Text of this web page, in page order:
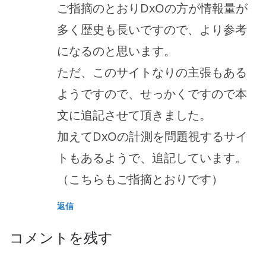
ご指摘のとおりDxOの方が情報量が
多く歴史も長いですので、より参考
になるのと思います。
ただ、このサイトなりの主張もある
ようですので、せっかくですので本
文に追記させて頂きました。
加えてDxOの計測を問題視するサイ
トもあるようで、追記しています。
（こちらもご指摘とおりです）
返信
コメントを残す